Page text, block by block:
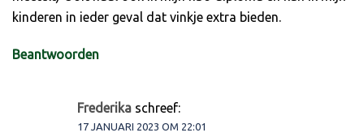
kinderen in ieder geval dat vinkje extra bieden.
Beantwoorden
Frederika schreef:
17 JANUARI 2023 OM 22:01